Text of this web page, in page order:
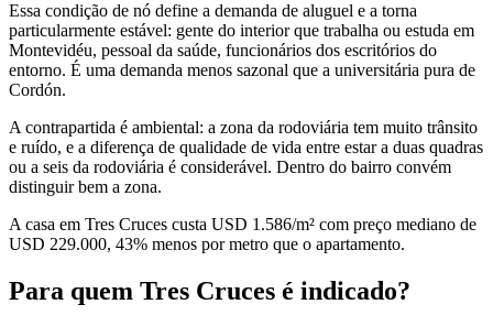
Essa condição de nó define a demanda de aluguel e a torna
particularmente estável: gente do interior que trabalha ou estuda em
Montevidéu, pessoal da saúde, funcionários dos escritórios do
entorno. É uma demanda menos sazonal que a universitária pura de
Cordón.
A contrapartida é ambiental: a zona da rodoviária tem muito trânsito
e ruído, e a diferença de qualidade de vida entre estar a duas quadras
ou a seis da rodoviária é considerável. Dentro do bairro convém
distinguir bem a zona.
A casa em Tres Cruces custa USD 1.586/m² com preço mediano de
USD 229.000, 43% menos por metro que o apartamento.
Para quem Tres Cruces é indicado?